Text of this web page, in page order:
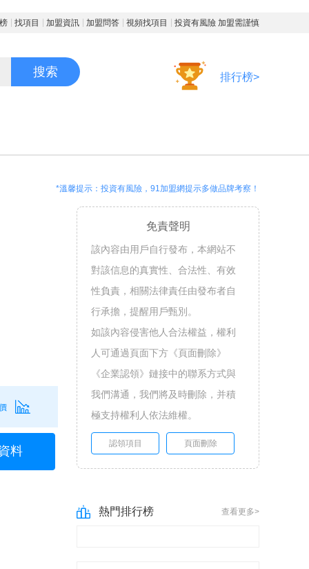
找項目 加盟資訊 加盟問答 視頻找項目 投資有風險 加盟需謹慎
搜索 排行榜>
*溫馨提示：投資有風險，91加盟網提示多做品牌考察！
料
免責聲明
該內容由用戶自行發布，本網站不
對該信息的真實性、合法性、有效
性負責，相關法律責任由發布者自
行承擔，提醒用戶甄別。
如該內容侵害他人合法權益，權利
人可通過頁面下方《頁面刪除》
《企業認領》鏈接中的聯系方式與
我們溝通，我們將及時刪除，并積
極支持權利人依法維權。
認領項目 頁面刪除
熱門排行榜 查看更多>